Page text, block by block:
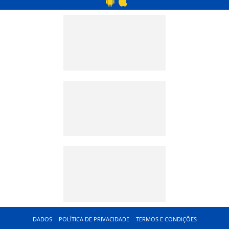
DADOS POLÍTICA DE PRIVACIDADE TERMOS E CONDIÇÕES